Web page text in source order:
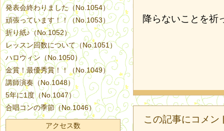
降らないことを祈
この記事にコメン
発表会終わりました（No.1054）
頑張っています！！（No.1053）
折り紙♪（No.1052）
レッスン回数について（No.1051）
ハロウィン（No.1050）
金賞！最優秀賞！！（No.1049）
講師演奏（No.1048）
5年に1度（No.1047）
合唱コンの季節（No.1046）
アクセス数